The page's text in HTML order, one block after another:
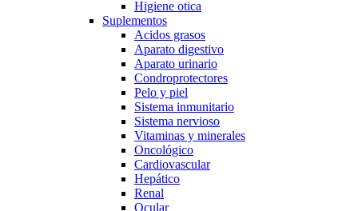
Higiene otica
Suplementos
Acidos grasos
Aparato digestivo
Aparato urinario
Condroprotectores
Pelo y piel
Sistema inmunitario
Sistema nervioso
Vitaminas y minerales
Oncológico
Cardiovascular
Hepático
Renal
Ocular